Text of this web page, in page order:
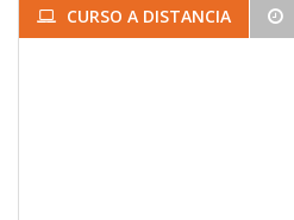
CURSO A DISTANCIA